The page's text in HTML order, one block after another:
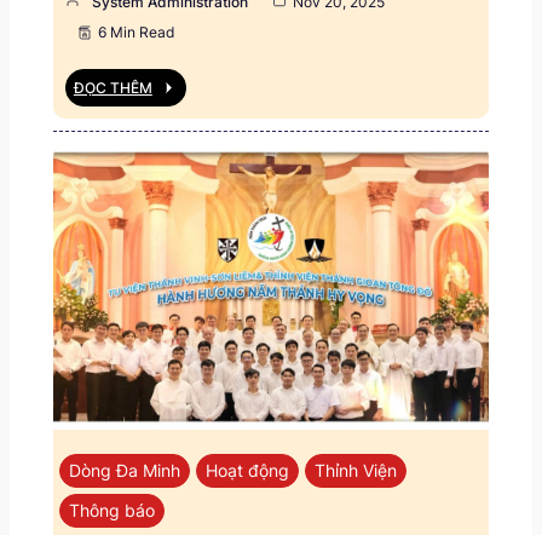
6 Min Read
ĐỌC THÊM
Dòng Đa Minh Hoạt động
Thỉnh Viện
Thông báo